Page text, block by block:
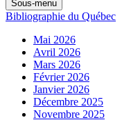
Sous-menu
Bibliographie du Québec
Mai 2026
Avril 2026
Mars 2026
Février 2026
Janvier 2026
Décembre 2025
Novembre 2025